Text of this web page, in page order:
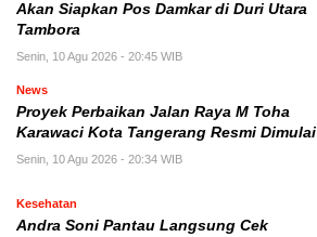
Akan Siapkan Pos Damkar di Duri Utara
Tambora
Senin, 10 Agu 2026 - 20:45 WIB
News
Proyek Perbaikan Jalan Raya M Toha
Karawaci Kota Tangerang Resmi Dimulai
Senin, 10 Agu 2026 - 20:34 WIB
Kesehatan
Andra Soni Pantau Langsung Cek